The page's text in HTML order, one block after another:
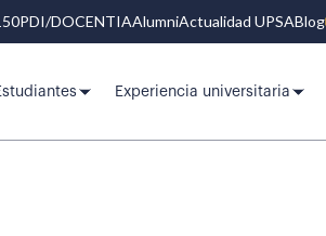
PDI/DOCENTIAAlumniActualidad UPSABlog
Experiencia universitaria